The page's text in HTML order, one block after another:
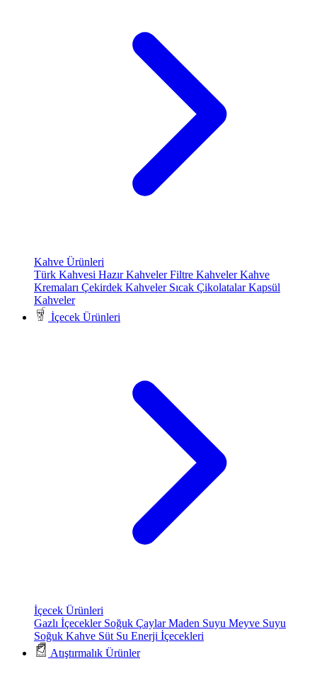
Kahve Ürünleri
Türk Kahvesi Hazır KahvelerFiltre KahvelerKahve
Kremaları Çekirdek Kahveler Sıcak ÇikolatalarKapsül
Kahveler
İçecek Ürünleri
İçecek Ürünleri
Gazlı İçecekler Soğuk ÇaylarMaden Suyu Meyve Suyu
Soğuk Kahve Süt Su Enerji İçecekleri
Atıştırmalık Ürünler